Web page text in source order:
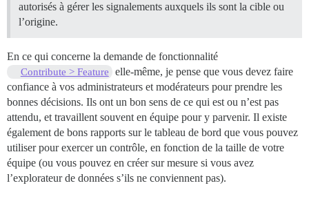
autorisés à gérer les signalements auxquels ils sont la cible ou
l’origine.
En ce qui concerne la demande de fonctionnalité
Contribute > Feature
elle-même, je pense que vous devez faire
confiance à vos administrateurs et modérateurs pour prendre les
bonnes décisions. Ils ont un bon sens de ce qui est ou n’est pas
attendu, et travaillent souvent en équipe pour y parvenir. Il existe
également de bons rapports sur le tableau de bord que vous pouvez
utiliser pour exercer un contrôle, en fonction de la taille de votre
équipe (ou vous pouvez en créer sur mesure si vous avez
l’explorateur de données s’ils ne conviennent pas).